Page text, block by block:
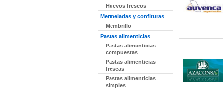
Huevos frescos
Mermeladas y confituras
Membrillo
Pastas alimenticias
Pastas alimenticias
compuestas
Pastas alimenticias
frescas
Pastas alimenticias
simples